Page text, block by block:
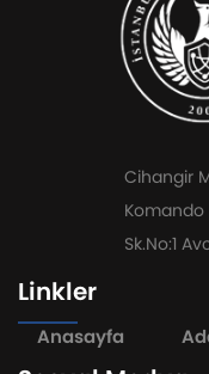
Cihangir
Komando
Sk.No:1
Linkler
Anasayfa